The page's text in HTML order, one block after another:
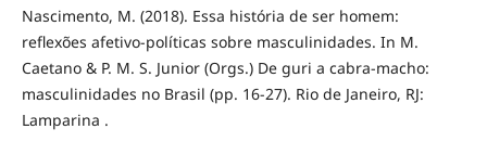
Nascimento, M. (2018). Essa história de ser homem:
reflexões afetivo-políticas sobre masculinidades. In M.
Caetano & P. M. S. Junior (Orgs.) De guri a cabra-macho:
masculinidades no Brasil (pp. 16-27). Rio de Janeiro, RJ:
Lamparina .